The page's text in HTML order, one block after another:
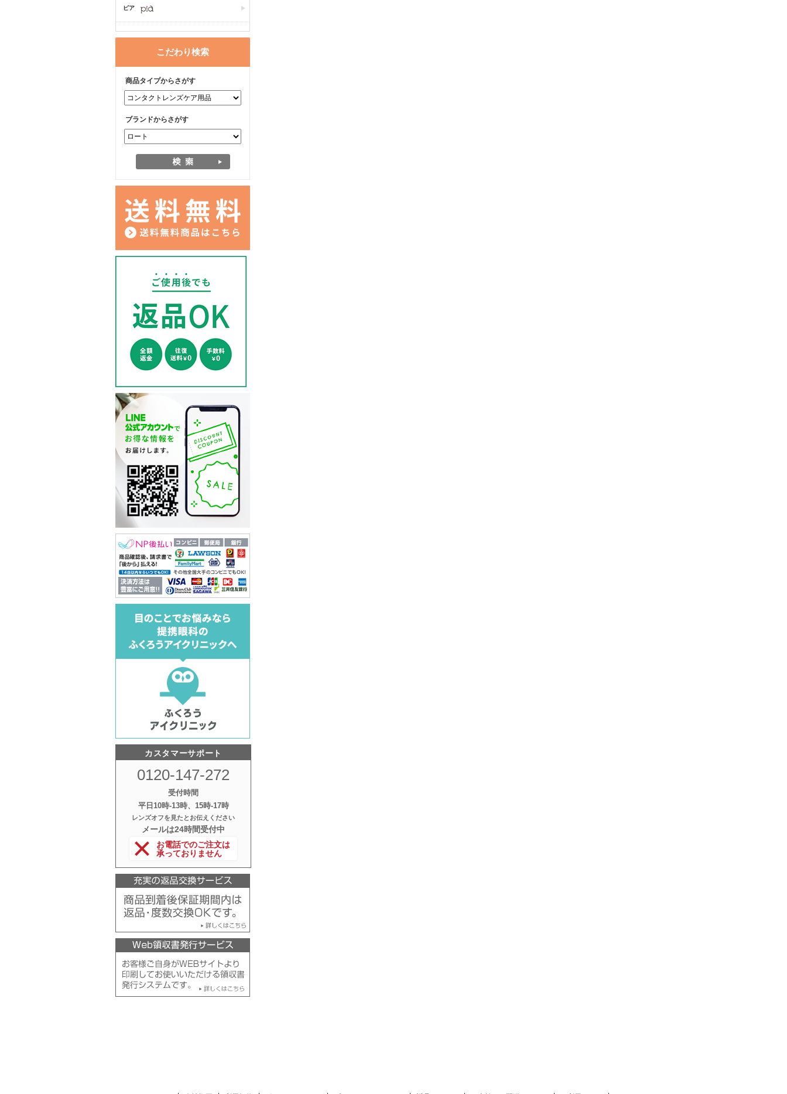
ピア
こだわり検索
商品タイプからさがす
ブランドからさがす
カスタマーサポート
0120-147-272
受付時間
平日10時‐13時、15時‐17時
レンズオフを見たとお伝えください
メールは24時間受付中
お電話でのご注文は
承っておりません